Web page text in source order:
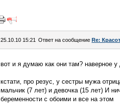
25.10.10 15:21 Ответ на сообщение Re:
вот и я думаю как они там? наверное
кстати, про резус, у сестры мужа
мальчик (7 лет) и девочка (15 лет) И
беременности с обоими и все на этом